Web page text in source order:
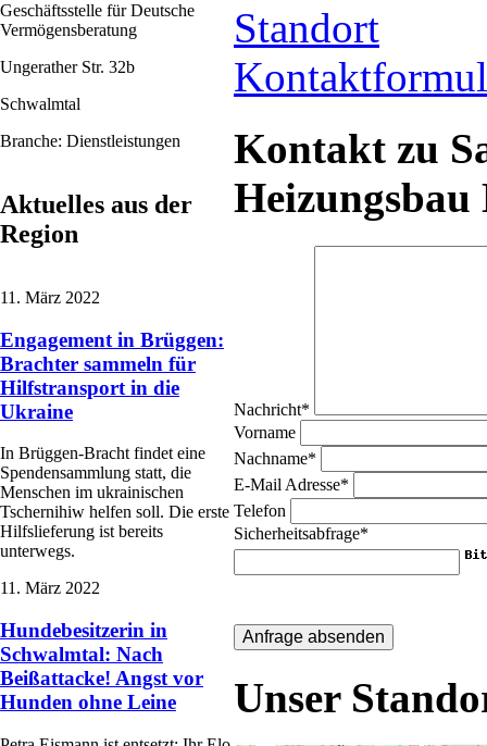
Geschäftsstelle für Deutsche
Vermögensberatung
Ungerather Str. 32b
Schwalmtal
Branche: Dienstleistungen
Aktuelles aus der
Region
11. März 2022
Engagement in Brüggen:
Brachter sammeln für
Hilfstransport in die
Ukraine
In Brüggen-Bracht findet eine
Spendensammlung statt, die
Menschen im ukrainischen
Tschernihiw helfen soll. Die erste
Hilfslieferung ist bereits
unterwegs.
11. März 2022
Hundebesitzerin in
Schwalmtal: Nach
Beißattacke! Angst vor
Hunden ohne Leine
Standort
Kontakt zu
Nachricht*
Vorname
Nachname*
E-Mail Adresse*
Telefon
Sicherheitsabfrage*
Unser